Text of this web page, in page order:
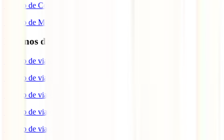
Seguro de Coche
Seguro de Moto
Destinos de interés
Seguro de viaje a EEUU
Seguro de viaje a Indonesia
Seguro de viaje a Marruecos
Seguro de viaje a Reino Unido
Seguro de viaje a México